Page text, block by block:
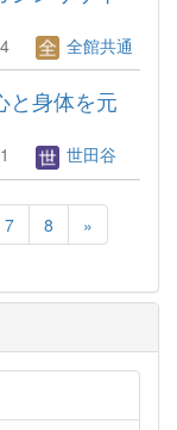
全館共通
と身体を元
世田谷
7 8 »